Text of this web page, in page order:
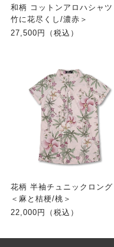
和柄 コットンアロハシャツ
竹に花尽くし/濃赤＞
27,500円（税込）
花柄 半袖チュニックロング
＜麻と桔梗/桃＞
22,000円（税込）